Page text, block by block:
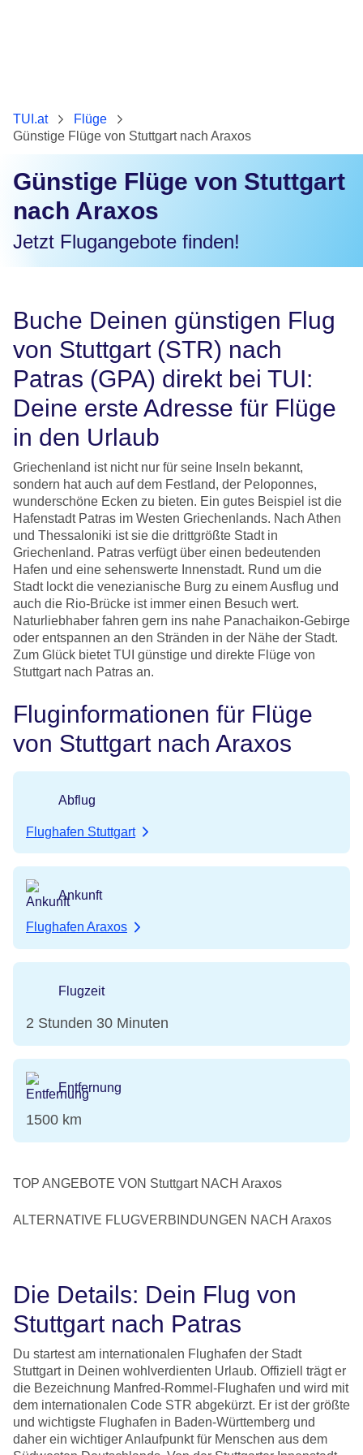
TUI.at
Flüge
Günstige Flüge von Stuttgart nach Araxos
Günstige Flüge von Stuttgart
nach Araxos
Jetzt Flugangebote finden!
Buche Deinen günstigen Flug
von Stuttgart (STR) nach
Patras (GPA) direkt bei TUI:
Deine erste Adresse für Flüge
in den Urlaub
Griechenland ist nicht nur für seine Inseln bekannt,
sondern hat auch auf dem Festland, der Peloponnes,
wunderschöne Ecken zu bieten. Ein gutes Beispiel ist die
Hafenstadt Patras im Westen Griechenlands. Nach Athen
und Thessaloniki ist sie die drittgrößte Stadt in
Griechenland. Patras verfügt über einen bedeutenden
Hafen und eine sehenswerte Innenstadt. Rund um die
Stadt lockt die venezianische Burg zu einem Ausflug und
auch die Rio-Brücke ist immer einen Besuch wert.
Naturliebhaber fahren gern ins nahe Panachaikon-Gebirge
oder entspannen an den Stränden in der Nähe der Stadt.
Zum Glück bietet TUI günstige und direkte Flüge von
Stuttgart nach Patras an.
Fluginformationen für Flüge
von Stuttgart nach Araxos
Abflug
Flughafen Stuttgart
Ankunft
Flughafen Araxos
Flugzeit
2 Stunden 30 Minuten
Entfernung
1500 km
TOP ANGEBOTE VON Stuttgart NACH Araxos
ALTERNATIVE FLUGVERBINDUNGEN NACH Araxos
Die Details: Dein Flug von
Stuttgart nach Patras
Du startest am internationalen Flughafen der Stadt
Stuttgart in Deinen wohlverdienten Urlaub. Offiziell trägt er
die Bezeichnung Manfred-Rommel-Flughafen und wird mit
dem internationalen Code STR abgekürzt. Er ist der größte
und wichtigste Flughafen in Baden-Württemberg und
daher ein wichtiger Anlaufpunkt für Menschen aus dem